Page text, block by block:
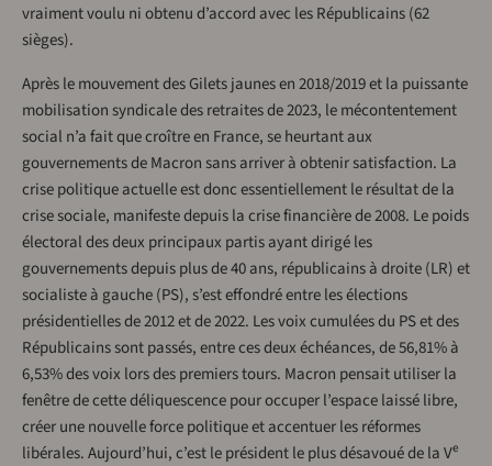
vraiment voulu ni obtenu d’accord avec les Républicains (62
sièges).
Après le mouvement des Gilets jaunes en 2018/2019 et la puissante
mobilisation syndicale des retraites de 2023, le mécontentement
social n’a fait que croître en France, se heurtant aux
gouvernements de Macron sans arriver à obtenir satisfaction. La
crise politique actuelle est donc essentiellement le résultat de la
crise sociale, manifeste depuis la crise financière de 2008. Le poids
électoral des deux principaux partis ayant dirigé les
gouvernements depuis plus de 40 ans, républicains à droite (LR) et
socialiste à gauche (PS), s’est effondré entre les élections
présidentielles de 2012 et de 2022. Les voix cumulées du PS et des
Républicains sont passés, entre ces deux échéances, de 56,81% à
6,53% des voix lors des premiers tours. Macron pensait utiliser la
fenêtre de cette déliquescence pour occuper l’espace laissé libre,
créer une nouvelle force politique et accentuer les réformes
libérales. Aujourd’hui, c’est le président le plus désavoué de la Ve